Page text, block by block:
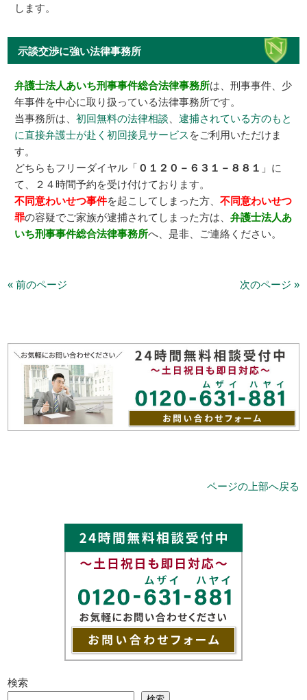
します。
示談交渉に強い法律事務所
弁護士法人あいち刑事事件総合法律事務所は、刑事事件、少
年事件を中心に取り扱っている法律事務所です。
当事務所は、初回無料の法律相談 、逮捕されている方のもと
に直接弁護士が赴く初回接見サービス をご利用いただけま
す。
どちらもフリーダイヤル「 ０１２０－６３１－８８１ 」に
て、２４時間予約を受け付けております。
不同意わいせつ事件を起こしてしまった方、不同意わいせつ
罪の容疑でご家族が逮捕されてしまった方は、弁護士法人あ
いち刑事事件総合法律事務所へ、是非、ご連絡ください。
« 前のページ 次のページ »
ページの上部へ戻る
検索